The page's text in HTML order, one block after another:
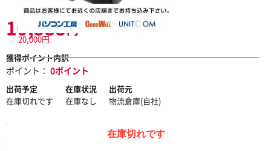
20,000円
10,535円
獲得ポイント内訳
ポイント： 0ポイント
出荷予定
在庫切れです
在庫状況
在庫なし
出荷元
物流倉庫(自社)
在庫切れです